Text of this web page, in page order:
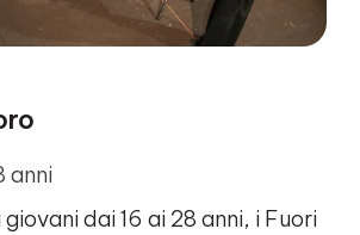
anni
dai 16 ai 28 anni, i Fuori